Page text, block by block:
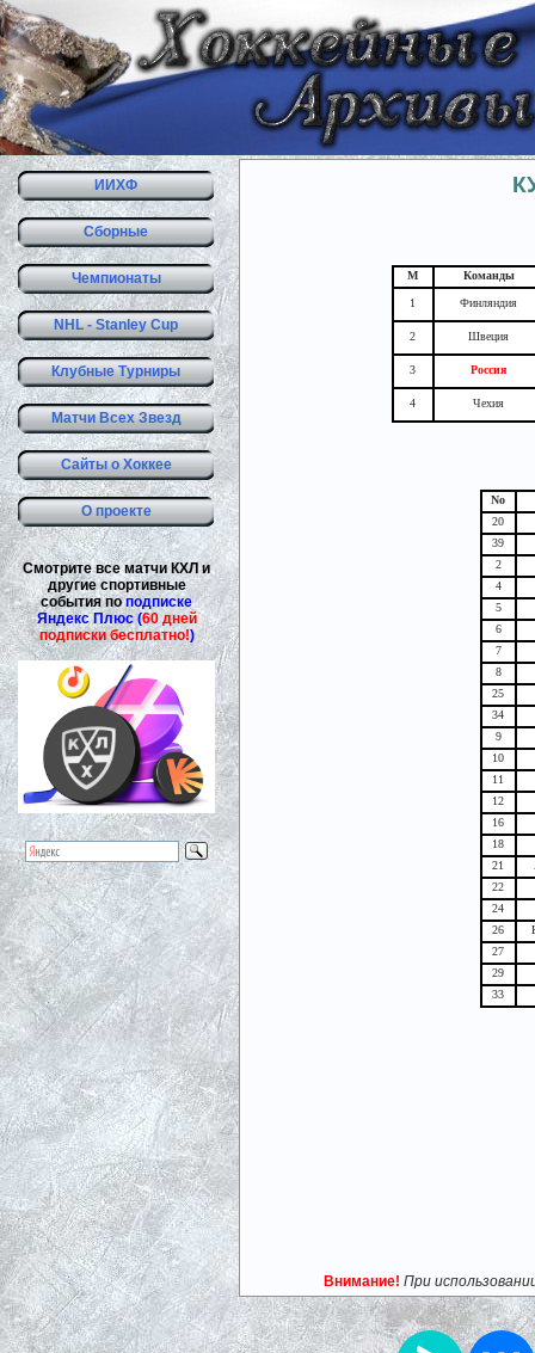
ИИХФ
Сборные
Чемпионаты
NHL - Stanley Cup
Клубные Турниры
Матчи Всех Звезд
Сайты о Хоккее
О проекте
Смотрите все матчи КХЛ и
другие спортивные
события поподписке
Яндекс Плюс (60 дней
подписки бесплатно!)
М Команды
1 Финляндия
2 Швеция
3 Россия
4 Чехия
No
20
39
2
4
5
6
7
8
25
34
9
10
11
12
16
18
21
22
24
26
27
29
33
Внимание! При